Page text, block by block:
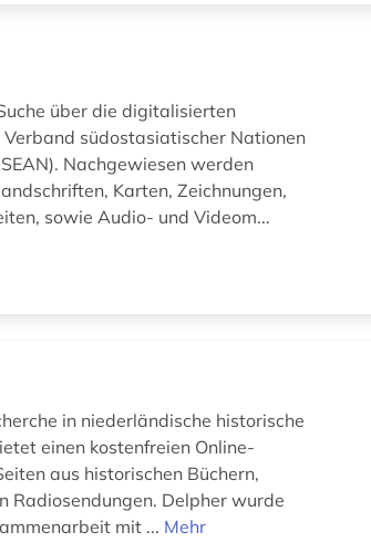
über die digitalisierten
südostasiatischer Nationen
Nachgewiesen werden
Karten, Zeichnungen,
sowie Audio- und Videom...
in niederländische historische
einen kostenfreien Online-
aus historischen Büchern,
Radiosendungen. Delpher wurde
mit ... Mehr